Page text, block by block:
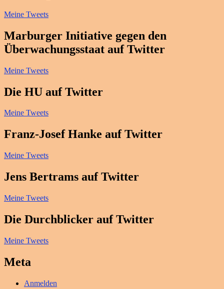
Meine Tweets
Marburger Initiative gegen den
Überwachungsstaat auf Twitter
Meine Tweets
Die HU auf Twitter
Meine Tweets
Franz-Josef Hanke auf Twitter
Meine Tweets
Jens Bertrams auf Twitter
Meine Tweets
Die Durchblicker auf Twitter
Meine Tweets
Meta
Anmelden